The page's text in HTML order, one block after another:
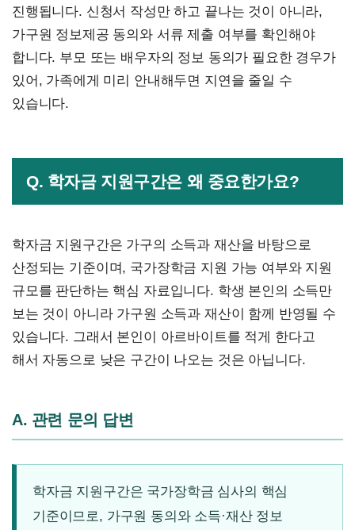
진행됩니다. 신청서 작성만 하고 끝나는 것이 아니라,
가구원 정보제공 동의와 서류 제출 여부를 확인해야
합니다. 부모 또는 배우자의 정보 동의가 필요한 경우가
있어, 가족에게 미리 안내해두면 지연을 줄일 수
있습니다.
Q. 학자금 지원구간은 왜 중요한가요?
학자금 지원구간은 가구의 소득과 재산을 바탕으로
산정되는 기준이며, 국가장학금 지원 가능 여부와 지원
규모를 판단하는 핵심 자료입니다. 학생 본인의 소득만
보는 것이 아니라 가구원 소득과 재산이 함께 반영될 수
있습니다. 그래서 본인이 아르바이트를 적게 한다고
해서 자동으로 낮은 구간이 나오는 것은 아닙니다.
A. 관련 문의 답변
학자금 지원구간은 국가장학금 심사의 핵심
기준이므로, 가구원 동의와 소득·재산 정보